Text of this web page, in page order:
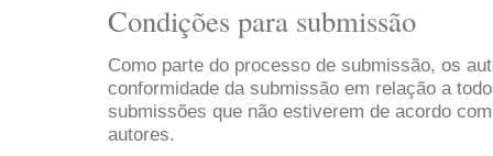
Condições para submissão
Como parte do processo de submissão, os
conformidade da submissão em relação a
submissões que não estiverem de acordo
autores.